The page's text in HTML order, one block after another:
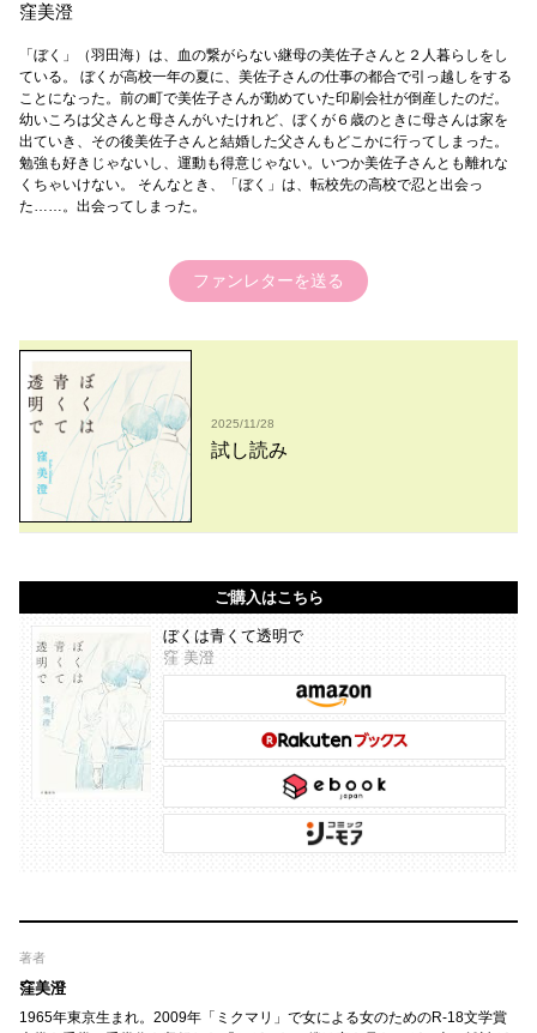
窪美澄
「ぼく」（羽田海）は、血の繋がらない継母の美佐子さんと２人暮らしをし
ている。 ぼくが高校一年の夏に、美佐子さんの仕事の都合で引っ越しをする
ことになった。前の町で美佐子さんが勤めていた印刷会社が倒産したのだ。
幼いころは父さんと母さんがいたけれど、ぼくが６歳のときに母さんは家を
出ていき、その後美佐子さんと結婚した父さんもどこかに行ってしまった。
勉強も好きじゃないし、運動も得意じゃない。いつか美佐子さんとも離れな
くちゃいけない。 そんなとき、「ぼく」は、転校先の高校で忍と出会っ
た……。出会ってしまった。
ファンレターを送る
2025/11/28
試し読み
ご購入はこちら
ぼくは青くて透明で
窪 美澄
著者
窪美澄
1965年東京生まれ。2009年「ミクマリ」で女による女のためのR-18文学賞